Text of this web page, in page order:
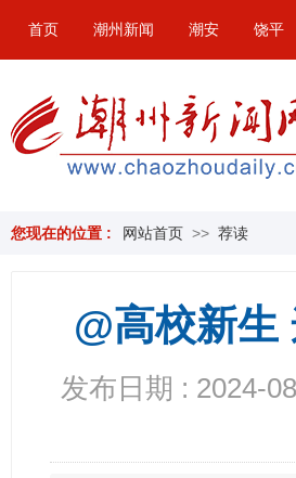
首页 潮州新闻 潮安 饶平
您现在的位置 : 网站首页 >> 荐读
@高校新
发布日期 : 2024-